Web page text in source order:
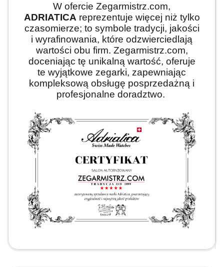
W ofercie Zegarmistrz.com,
ADRIATICA reprezentuje więcej niż tylko
czasomierze; to symbole tradycji, jakości
i wyrafinowania, które odzwierciedlają
wartości obu firm. Zegarmistrz.com,
doceniając tę unikalną wartość, oferuje
te wyjątkowe zegarki, zapewniając
kompleksową obsługę posprzedażną i
profesjonalne doradztwo.